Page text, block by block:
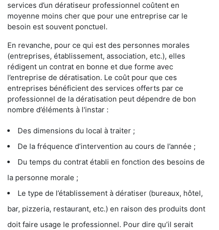
services d’un dératiseur professionnel coûtent en
moyenne moins cher que pour une entreprise car le
besoin est souvent ponctuel.
En revanche, pour ce qui est des personnes morales
(entreprises, établissement, association, etc.), elles
rédigent un contrat en bonne et due forme avec
l’entreprise de dératisation. Le coût pour que ces
entreprises bénéficient des services offerts par ce
professionnel de la dératisation peut dépendre de bon
nombre d’éléments à l'instar :
Des dimensions du local à traiter ;
De la fréquence d’intervention au cours de l’année ;
Du temps du contrat établi en fonction des besoins de
la personne morale ;
Le type de l’établissement à dératiser (bureaux, hôtel,
bar, pizzeria, restaurant, etc.) en raison des produits dont
doit faire usage le professionnel. Pour dire qu’il serait